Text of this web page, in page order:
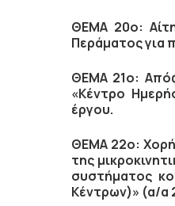
ΘΕΜΑ 20ο:
Περάματος για
ΘΕΜΑ 21ο:
«Κέντρο
έργου.
ΘΕΜΑ 22ο:
της
συστήματος
Κέντρων)» (α/α